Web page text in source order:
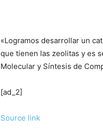
«Logramos desarrollar un
que tienen las zeolitas y es
Molecular y Síntesis de
[ad_2]
Source link